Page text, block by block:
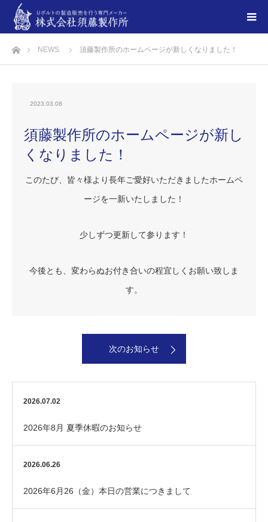
ホームNEWS 須藤製作所のホームページが新しくなりました！
2023.03.08
須藤製作所のホームページが新し
くなりました！
このたび、皆々様より長年ご愛好いただきましたホームペ
ージを一新いたしました！
少しずつ更新して参ります！
今後とも、変わらぬお付き合いの程宜しくお願い致しま
す。
次のお知らせ
2026.07.02
2026年8月 夏季休暇のお知らせ
2026.06.26
2026年6月26（金）本日の営業につきまして